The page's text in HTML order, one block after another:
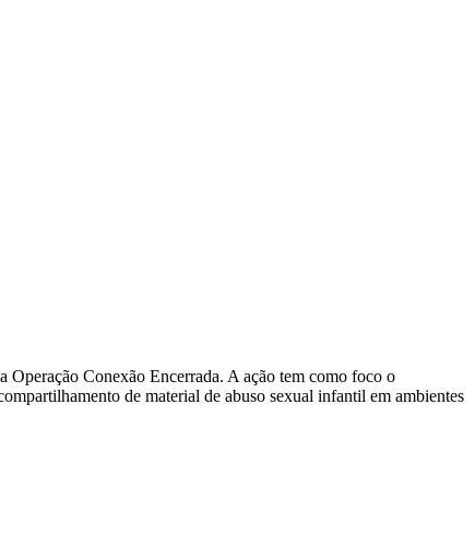
Conexão Encerrada. A ação tem como foco o
de material de abuso sexual infantil em ambientes